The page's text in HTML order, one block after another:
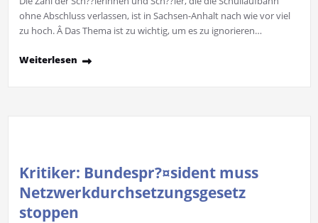
ohne Abschluss verlassen, ist in Sachsen-Anhalt nach wie vor viel
zu hoch. Â Das Thema ist zu wichtig, um es zu ignorieren…
Weiterlesen
Kritiker: Bundespr?¤sident muss
Netzwerkdurchsetzungsgesetz
stoppen